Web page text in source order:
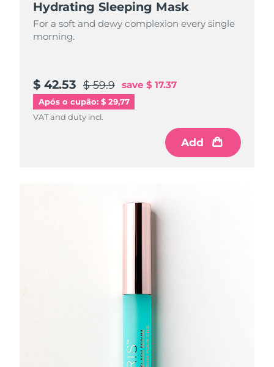
Hydrating Sleeping Mask
For a soft and dewy complexion every single
morning.
$ 42.53 $ 59.9 save $ 17.37
Após o cupão: $ 29,77
VAT and duty incl.
Add